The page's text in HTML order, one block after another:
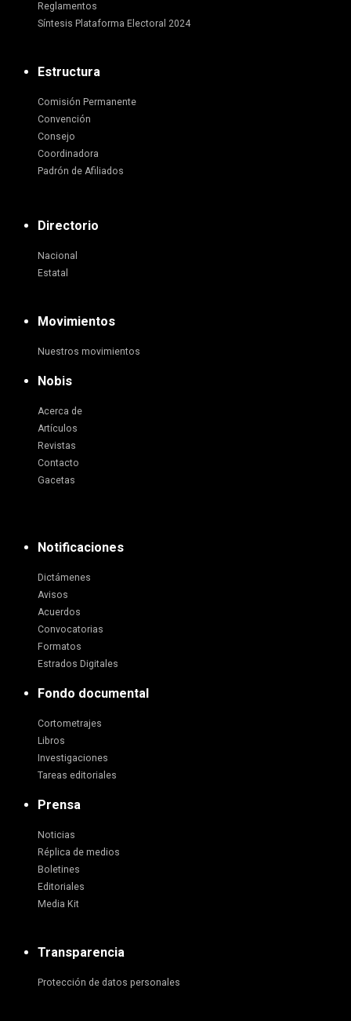
Reglamentos
Síntesis Plataforma Electoral 2024
Estructura
Comisión Permanente
Convención
Consejo
Coordinadora
Padrón de Afiliados
Directorio
Nacional
Estatal
Movimientos
Nuestros movimientos
Nobis
Acerca de
Artículos
Revistas
Contacto
Gacetas
Notificaciones
Dictámenes
Avisos
Acuerdos
Convocatorias
Formatos
Estrados Digitales
Fondo documental
Cortometrajes
Libros
Investigaciones
Tareas editoriales
Prensa
Noticias
Réplica de medios
Boletines
Editoriales
Media Kit
Transparencia
Protección de datos personales